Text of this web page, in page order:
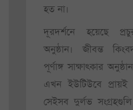
হত না।
দূরদর্শনে হয়েছে প্রচুর
অনুষ্ঠান। জীবন্ত
পূর্ণাঙ্গ সাক্ষাৎকার
এখন ইউটিউবে
সেইসব দুর্লভ